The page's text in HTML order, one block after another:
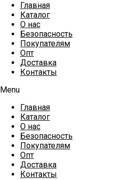
Главная
Каталог
О нас
Безопасность
Покупателям
Опт
Доставка
Контакты
Menu
Главная
Каталог
О нас
Безопасность
Покупателям
Опт
Доставка
Контакты